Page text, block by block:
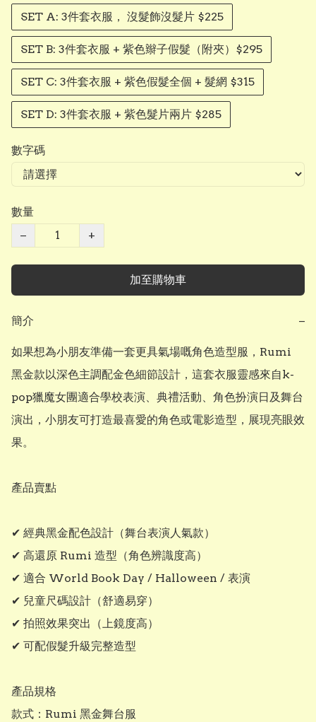
SET A: 3件套衣服， 沒髮飾沒髮片 $225
SET B: 3件套衣服 + 紫色辮子假髮（附夾）$295
SET C: 3件套衣服 + 紫色假髮全個 + 髮網 $315
SET D: 3件套衣服 + 紫色髮片兩片 $285
數字碼
數量
−
+
加至購物車
簡介 −
如果想為小朋友準備一套更具氣場嘅角色造型服，Rumi
黑金款以深色主調配金色細節設計，這套衣服靈感來自k-
pop獵魔女團適合學校表演、典禮活動、角色扮演日及舞台
演出，小朋友可打造最喜愛的角色或電影造型，展現亮眼效
果。
產品賣點
✔ 經典黑金配色設計（舞台表演人氣款）
✔ 高還原 Rumi 造型（角色辨識度高）
✔ 適合 World Book Day / Halloween / 表演
✔ 兒童尺碼設計（舒適易穿）
✔ 拍照效果突出（上鏡度高）
✔ 可配假髮升級完整造型
產品規格
款式：Rumi 黑金舞台服